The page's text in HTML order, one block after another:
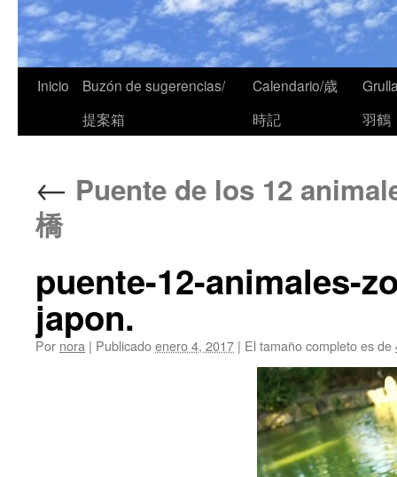
Inicio
Buzón de sugerencias/
提案箱
Calendario/歳
時記
羽鶴
← Puente de los 12
橋
puente-12-animales-
japon.
Por nora | Publicadoenero 4, 2017 | El tamaño completo es de